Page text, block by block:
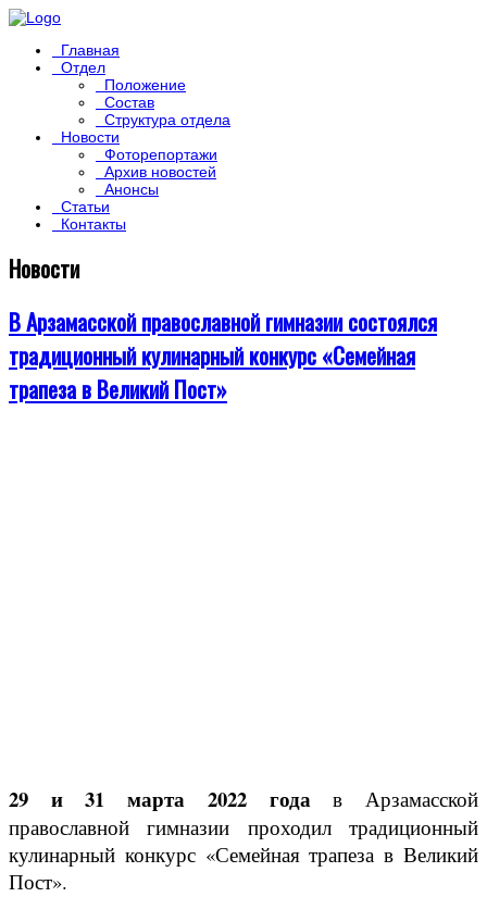
Главная
Отдел
Положение
Состав
Структура отдела
Новости
Фоторепортажи
Архив новостей
Анонсы
Статьи
Контакты
Новости
В Арзамасской православной гимназии состоялся
традиционный кулинарный конкурс «Семейная
трапеза в Великий Пост»
29 и 31 марта 2022 годав Арзамасской
православной гимназии проходил традиционный
кулинарный конкурс «Семейная трапеза в Великий
Пост».